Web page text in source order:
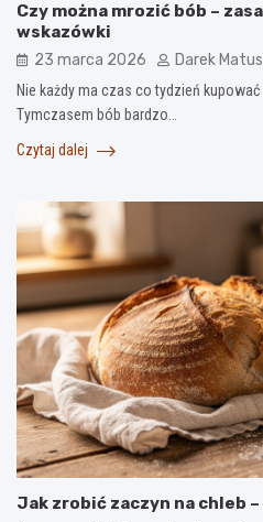
Czy można mrozić bób –
wskazówki
23 marca 2026 Darek
Nie każdy ma czas co tydzień
Tymczasem bób bardzo…
Czytaj dalej
Jak zrobić zaczyn na chleb